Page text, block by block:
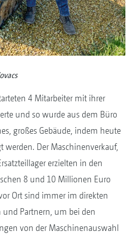
4 Mitarbeiter mit ihrer
und so wurde aus dem Büro
großes Gebäude, indem heute
werden. Der Maschinenverkauf,
erzielten in den
8 und 10 Millionen Euro
Ort sind immer im direkten
Partnern, um bei den
von der Maschinenauswahl